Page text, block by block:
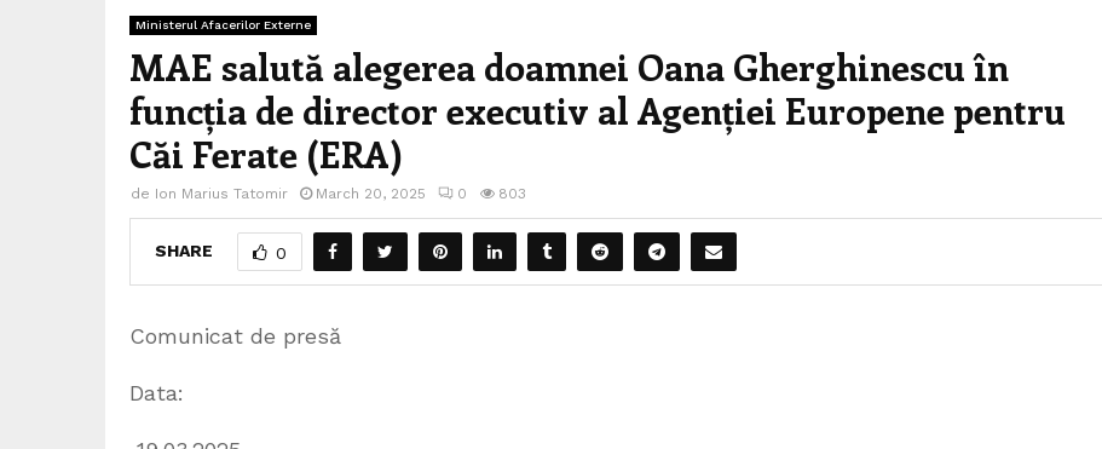
Ministerul Afacerilor Externe
MAE salută alegerea doamnei Oana Gherghinescu în
funcția de director executiv al Agenției Europene pentru
Căi Ferate (ERA)
de Ion Marius Tatomir March 20, 2025 0 803
SHARE 0
Comunicat de presă
Data: